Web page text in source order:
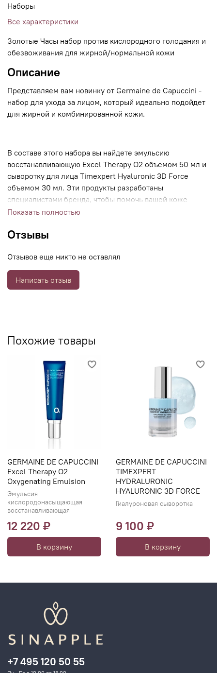
Наборы
Все характеристики
Золотые Часы набор против кислородного голодания и
обезвоживания для жирной/нормальной кожи
Описание
Представляем вам новинку от Germaine de Capuccini -
набор для ухода за лицом, который идеально подойдет
для жирной и комбинированной кожи.
В составе этого набора вы найдете эмульсию
восстанавливающую Excel Therapy O2 объемом 50 мл и
сыворотку для лица Timexpert Hyaluronic 3D Force
объемом 30 мл. Эти продукты разработаны
специалистами бренда, чтобы помочь вашей коже
оставаться здоровой, увлажненной и молодой.
формулой на основе активного кислорода, которая
позволяет достичь гармонии клеток вашей кожи. Она
стимулирует естественные процессы регенерации
Сыворотка Timexpert Hyaluronic 3D Force содержит
инновационный комплекс из трех видов гиалуроновых
молекул. Она прекрасно проникает вглубь дермы,
наполняя её изнутри жизненно необходимыми
элементами: увеличивая тургорность тканей; запуская
процессы регенерации; восстанавливая эластичность и
упругость кожи.
25 лет, которые хотят сохранить молодость и красоту
своей кожи. Не упустите возможность попробовать
новинку от Germaine de Capuccini уже сегодня!
Показать полностью
Отзывы
Отзывов еще никто не оставлял
Написать отзыв
Похожие товары
GERMAINE DE CAPUCCINI
Excel Therapy O2
Oxygenating Emulsion
Эмульсия
кислородонасыщающая
восстанавливающая
12 220 ₽
В корзину
GERMAINE DE CAPUCCINI
TIMEXPERT
HYDRALURONIC
HYALURONIC 3D FORCE
Гиалуроновая сыворотка
9 100 ₽
В корзину
+7 495 120 50 55